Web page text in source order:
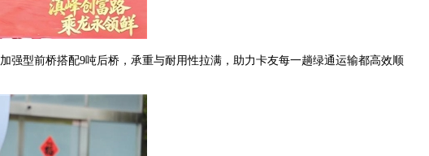
强型前桥搭配9吨后桥，承重与耐用性拉满，助力卡友每一趟绿通运输都高效顺